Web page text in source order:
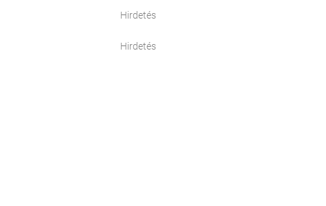
Hirdetés
Hirdetés